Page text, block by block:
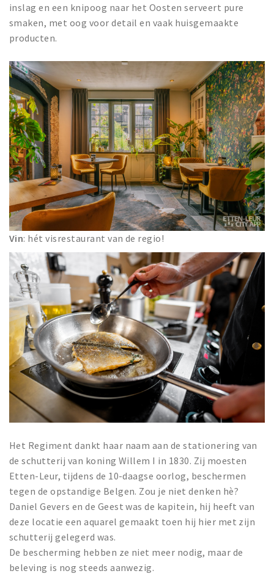
inslag en een knipoog naar het Oosten serveert pure
smaken, met oog voor detail en vaak huisgemaakte
producten.
Vin: hét visrestaurant van de regio!
Het Regiment dankt haar naam aan de stationering van
de schutterij van koning Willem I in 1830. Zij moesten
Etten-Leur, tijdens de 10-daagse oorlog, beschermen
tegen de opstandige Belgen. Zou je niet denken hè?
Daniel Gevers en de Geest was de kapitein, hij heeft van
deze locatie een aquarel gemaakt toen hij hier met zijn
schutterij gelegerd was.
De bescherming hebben ze niet meer nodig, maar de
beleving is nog steeds aanwezig.